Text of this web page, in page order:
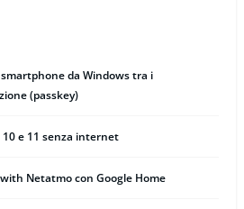
da Windows tra i
(passkey)
e 11 senza internet
Netatmo con Google Home